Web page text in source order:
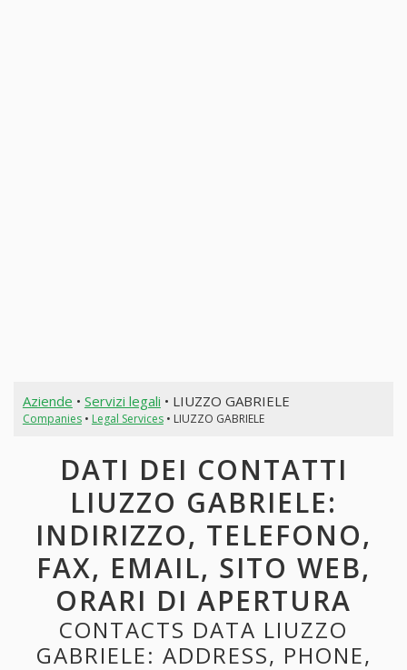
Aziende • Servizi legali • LIUZZO GABRIELE
Companies• Legal Services• LIUZZO GABRIELE
DATI DEI CONTATTI
LIUZZO GABRIELE:
INDIRIZZO, TELEFONO,
FAX, EMAIL, SITO WEB,
ORARI DI APERTURA
CONTACTS DATA LIUZZO
GABRIELE: ADDRESS, PHONE,